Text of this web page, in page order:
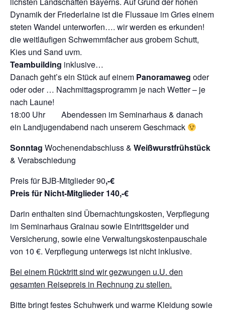
Dynamik der Frieder­laine ist die Flussaue im Gries einem
steten Wandel unter­worfen…. wir werden es erkunden!
die weit­läufigen Schwemm­fächer aus grobem Schutt,
Kies und Sand uvm.
Teambuilding inklusive…
Danach geht’s ein Stück auf einem Panoramaweg oder
oder oder … Nachmittagsprogramm je nach Wetter – je
nach Laune!
18:00 Uhr Abendessen im Seminarhaus & danach
ein Landjugendabend nach unserem Geschmack
Sonntag Wochenendabschluss & Weißwurstfrühstück
& Verabschiedung
Preis für BJB-Mitglieder 90,-€
Preis für Nicht-Mitglieder 140,-€
Darin enthalten sind Übernachtungskosten, Verpflegung
im Seminarhaus Grainau sowie Eintrittsgelder und
Versicherung, sowie eine Verwaltungskostenpauschale
von 10 €. Verpflegung unterwegs ist nicht inklusive.
Bei einem Rücktritt sind wir gezwungen u.U. den
gesamten Reisepreis in Rechnung zu stellen.
Bitte bringt festes Schuhwerk und warme Kleidung sowie